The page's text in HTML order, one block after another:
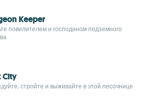
Keeper
повелителем и господином подземного
City
стройте и выживайте в этой песочнице